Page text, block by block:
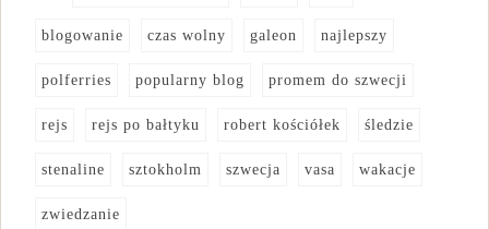
blogowanie czas wolny galeon najlepszy
polferries popularny blog promem do szwecji
rejs rejs po bałtyku robert kościółek śledzie
stenaline sztokholm szwecja vasa wakacje
zwiedzanie